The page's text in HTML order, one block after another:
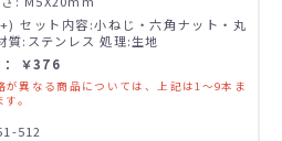
セット内容:小ねじ・六角ナット・丸
質:ステンレス 処理:生地
￥376
異なる商品については、上記は1～9本ま
。
512